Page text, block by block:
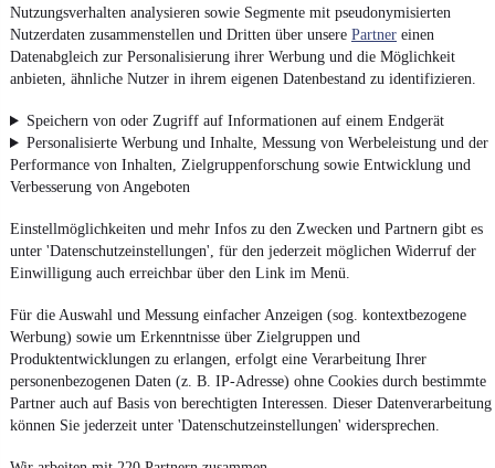
Nutzungsverhalten analysieren sowie Segmente mit pseudonymisierten
Nutzerdaten zusammenstellen und Dritten über unsere Partner einen
Datenabgleich zur Personalisierung ihrer Werbung und die Möglichkeit
anbieten, ähnliche Nutzer in ihrem eigenen Datenbestand zu identifizieren.
Speichern von oder Zugriff auf Informationen auf einem Endgerät
Personalisierte Werbung und Inhalte, Messung von Werbeleistung und der
Performance von Inhalten, Zielgruppenforschung sowie Entwicklung und
Verbesserung von Angeboten
Einstellmöglichkeiten und mehr Infos zu den Zwecken und Partnern gibt es
unter 'Datenschutzeinstellungen', für den jederzeit möglichen Widerruf der
Einwilligung auch erreichbar über den Link im Menü.
Für die Auswahl und Messung einfacher Anzeigen (sog. kontextbezogene
Werbung) sowie um Erkenntnisse über Zielgruppen und
Produktentwicklungen zu erlangen, erfolgt eine Verarbeitung Ihrer
personenbezogenen Daten (z. B. IP-Adresse) ohne Cookies durch bestimmte
Partner auch auf Basis von berechtigten Interessen. Dieser Datenverarbeitung
können Sie jederzeit unter 'Datenschutzeinstellungen' widersprechen.